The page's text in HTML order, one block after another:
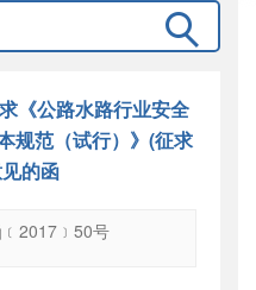
《公路水路行业安全
规范（试行）》(征求
的函
号
号